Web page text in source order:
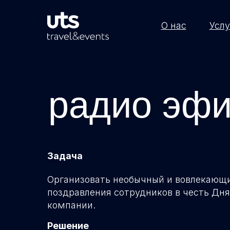
О нас
О нас
радио
Решение
Задача
Организовать необычный и
поздравления сотрудников в честь
компании.